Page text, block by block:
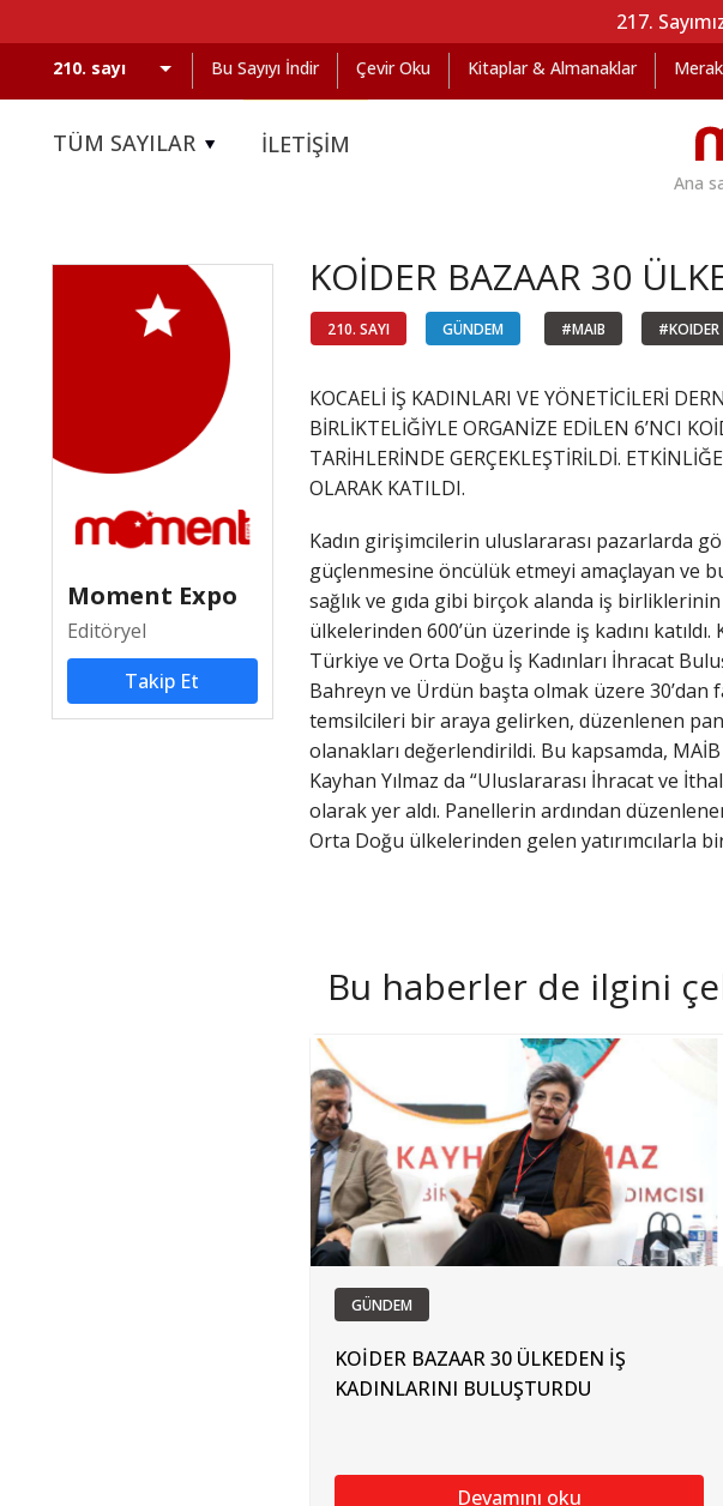
217.
Bu Sayıyı İndir Çevir Oku Kitaplar & Almanaklar
TÜM SAYILAR İLETİŞİM
Ana
Moment Expo
Editöryel
Takip Et
KOİDER BAZAAR 30
210. SAYI GÜNDEM #MAIB
KOCAELİ İŞ KADINLARI VE YÖNETİCİLERİ
BİRLİKTELİĞİYLE ORGANİZE EDİLEN 6’NCI
TARİHLERİNDE GERÇEKLEŞTİRİLDİ.
OLARAK KATILDI.
Kadın girişimcilerin uluslararası pazarlarda
güçlenmesine öncülük etmeyi amaçlayan ve
sağlık ve gıda gibi birçok alanda iş
ülkelerinden 600’ün üzerinde iş kadını
Türkiye ve Orta Doğu İş Kadınları İhracat
Bahreyn ve Ürdün başta olmak üzere 30’dan
temsilcileri bir araya gelirken, düzenlenen
olanakları değerlendirildi. Bu kapsamda, MAİB
Kayhan Yılmaz da “Uluslararası İhracat ve
olarak yer aldı. Panellerin ardından
Orta Doğu ülkelerinden gelen yatırımcılarla
Bu haberler de ilgini
GÜNDEM
KOİDER BAZAAR 30 ÜLKEDEN İŞ
KADINLARINI BULUŞTURDU
Devamını oku